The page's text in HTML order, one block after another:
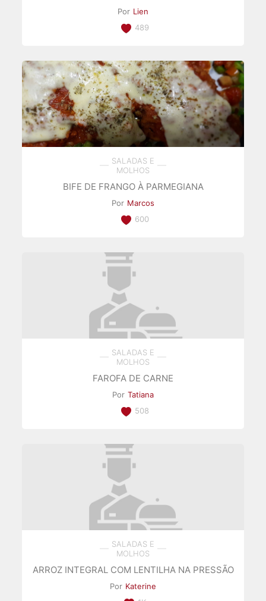
Por Lien
489
SALADAS E
MOLHOS
BIFE DE FRANGO À PARMEGIANA
Por Marcos
600
SALADAS E
MOLHOS
FAROFA DE CARNE
Por Tatiana
508
SALADAS E
MOLHOS
ARROZ INTEGRAL COM LENTILHA NA PRESSÃO
Por Katerine